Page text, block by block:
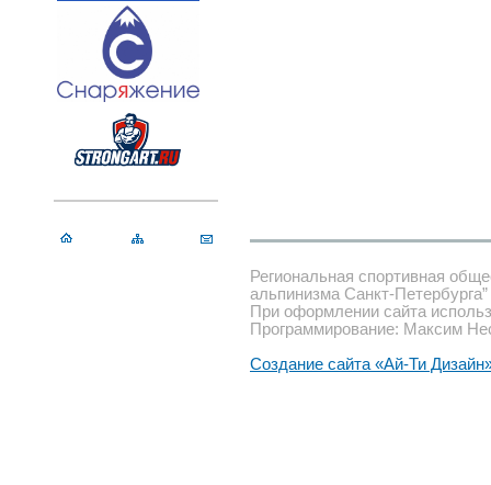
Региональная спортивная
альпинизма Санкт-Петербурга”
При оформлении сайта
Программирование: Максим
Создание сайта «Ай-Ти